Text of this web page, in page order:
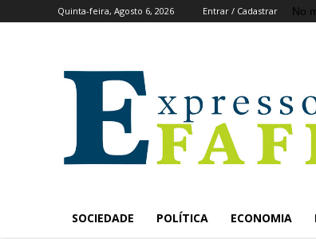
Quinta-feira, Agosto 6, 2026 Entrar / Cadastrar No
SOCIEDADE POLÍTICA ECONOMIA